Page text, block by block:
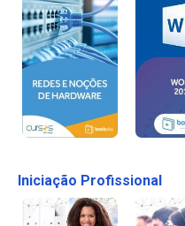
Iniciação Profissional